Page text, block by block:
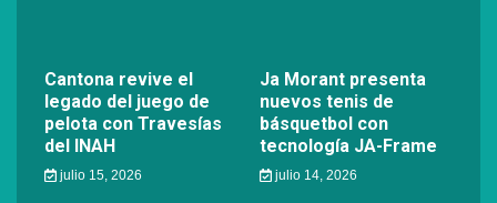
Cantona revive el
legado del juego de
pelota con Travesías
del INAH
julio 15, 2026
Ja Morant presenta
nuevos tenis de
básquetbol con
tecnología JA-Frame
julio 14, 2026